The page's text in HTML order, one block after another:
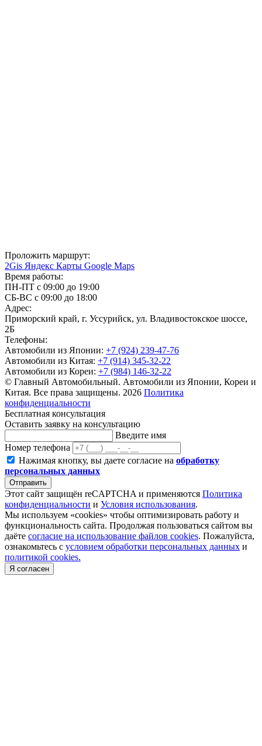
Проложить маршрут:
2Gis Яндекс Карты Google Maps
Время работы:
ПН-ПТ с 09:00 до 19:00
СБ-ВС с 09:00 до 18:00
Адрес:
Приморский край, г. Уссурийск, ул. Владивостокское шоссе,
2Б
Телефоны:
Автомобили из Японии: +7 (924) 239-47-76
Автомобили из Китая: +7 (914) 345-32-22
Автомобили из Кореи: +7 (984) 146-32-22
© Главный Автомобильный. Автомобили из Японии, Кореи и
Китая. Все права защищены. 2026 Политика
конфиденциальности
Бесплатная консультация
Оставить заявку на консультацию
Введите имя
Номер телефона
Нажимая кнопку, вы даете согласие на обработку
персональных данных
Отправить
Этот сайт защищён reCAPTCHA и применяются Политика
конфиденциальности и Условия использования.
Мы используем «cookies» чтобы оптимизировать работу и
функциональность сайта. Продолжая пользоваться сайтом вы
даёте согласие на использование файлов cookies. Пожалуйста,
ознакомьтесь с условием обработки персональных данных и
политикой cookies.
Я согласен